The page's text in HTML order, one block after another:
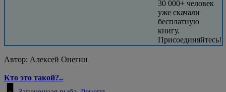
30 000+ человек
уже скачали
бесплатную
книгу.
Присоединяйтесь!
Автор: Алексей Онегин
Кто это такой?..